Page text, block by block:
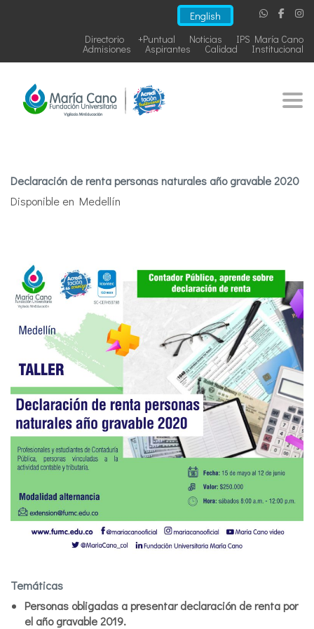
English
IPS María Cano
Noticias
+Puntual
Directorio
Institucional
Calidad
Aspirantes
Admisiones
Declaración de renta personas naturales año gravable 2020
Disponible en Medellín
Temáticas
Personas obligadas a presentar declaración de renta por
el año gravable 2019.